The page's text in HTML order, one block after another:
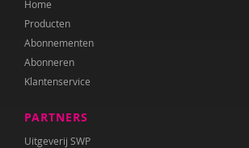
Dawn Huebner
Corina Hulsman
Sherita Jager
Francine Jellesma
Home
Producten
Abonnementen
Abonneren
Klantenservice
PARTNERS
Uitgeverij SWP